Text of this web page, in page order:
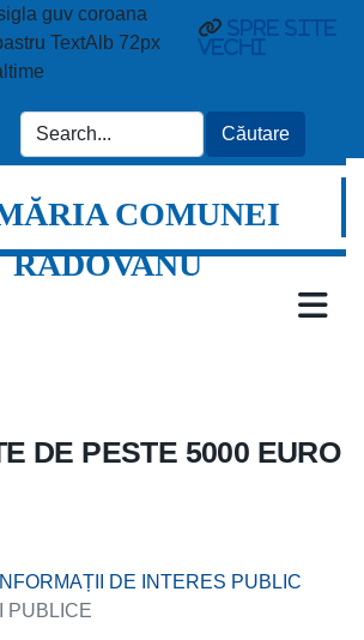
Spre site
vechi
COMUNEI
RADOVANU
DE PESTE 5000 EURO
DE INTERES PUBLIC
PUBLICE